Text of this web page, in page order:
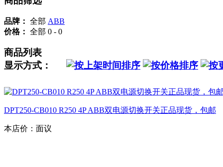
品牌： 全部 ABB
价格： 全部 0 - 0
商品列表
显示方式：
DPT250-CB010 R250 4P ABB双电源切换开关正品现货，包邮
本店价： 面议